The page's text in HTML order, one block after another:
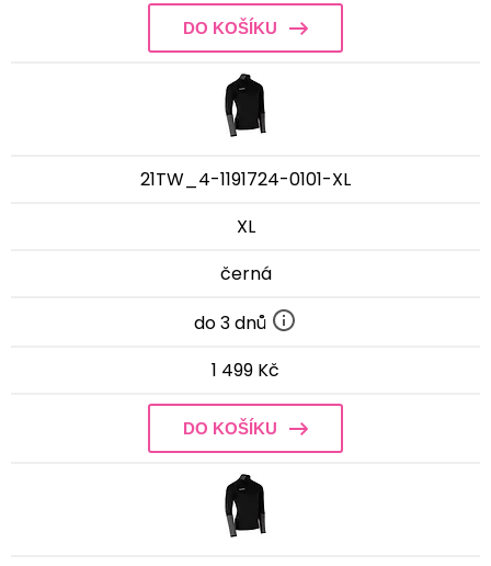
DO KOŠÍKU
21TW_4-1191724-0101-XL
XL
černá
do 3 dnů
1 499 Kč
DO KOŠÍKU